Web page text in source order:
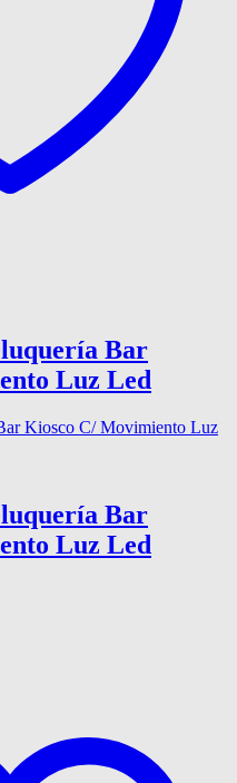
Bar
Luz Led
Bar
Luz Led